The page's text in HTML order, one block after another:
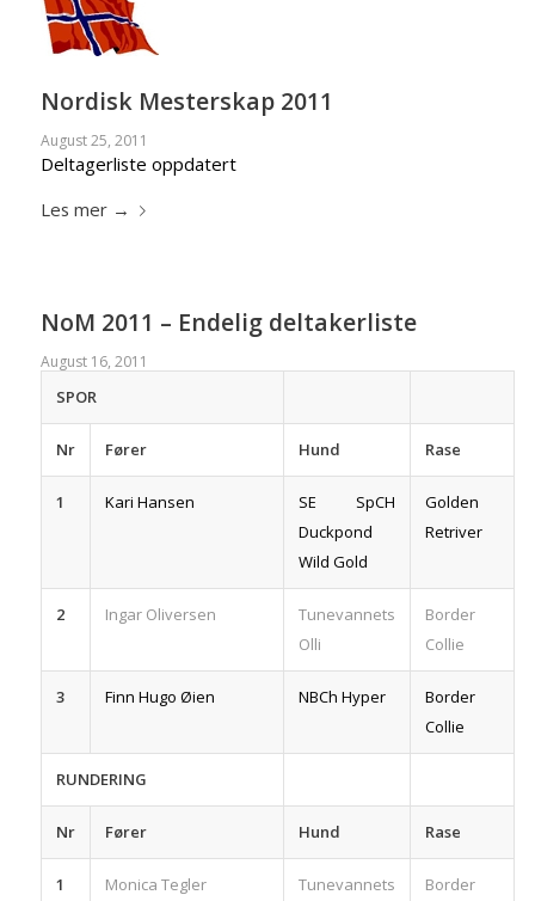
Nordisk Mesterskap 2011
August 25, 2011
Deltagerliste oppdatert
Les mer→
NoM 2011 – Endelig deltakerliste
August 16, 2011
SPOR
Nr Fører Hund Rase
1 Kari Hansen
SE SpCH
Duckpond
Wild Gold
Golden
Retriver
2 Ingar Oliversen
Tunevannets
Olli
Border
Collie
3 Finn Hugo Øien NBCh Hyper
Border
Collie
RUNDERING
Nr Fører Hund Rase
1 Monica Tegler
Tunevannets
Border